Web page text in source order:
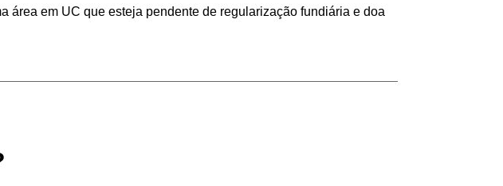
área em UC que esteja pendente de regularização fundiária e doa